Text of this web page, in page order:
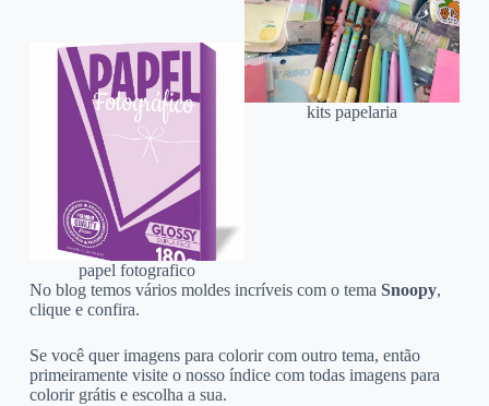
papel fotografico
kits papelaria
No blog temos vários moldes incríveis com o tema Snoopy,
clique e confira.
Se você quer imagens para colorir com outro tema, então
primeiramente visite o nosso índice com todas imagens para
colorir grátis e escolha a sua.